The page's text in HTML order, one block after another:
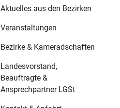
Aktuelles aus den Bezirken
Veranstaltungen
Bezirke & Kameradschaften
Landesvorstand,
Beauftragte &
Ansprechpartner LGSt